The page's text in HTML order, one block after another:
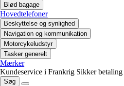
Blød bagage
Hovedtelefoner
Beskyttelse og synlighed
Navigation og kommunikation
Motorcykeludstyr
Tasker generelt
Mærker
Kundeservice i Frankrig Sikker betaling
Søg